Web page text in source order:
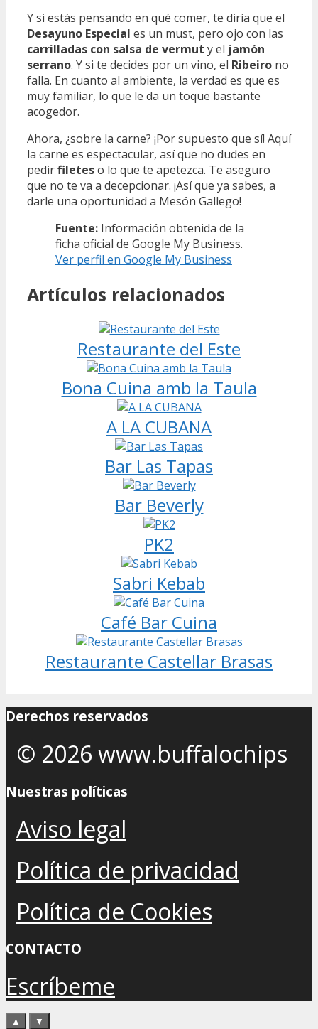
Y si estás pensando en qué comer, te diría que el
Desayuno Especial es un must, pero ojo con las
carrilladas con salsa de vermut y el jamón
serrano. Y si te decides por un vino, el Ribeiro no
falla. En cuanto al ambiente, la verdad es que es
muy familiar, lo que le da un toque bastante
acogedor.
Ahora, ¿sobre la carne? ¡Por supuesto que sí! Aquí
la carne es espectacular, así que no dudes en
pedirfileteso lo que te apetezca. Te aseguro
que no te va a decepcionar. ¡Así que ya sabes, a
darle una oportunidad a Mesón Gallego!
Fuente: Información obtenida de la
ficha oficial de Google My Business.
Ver perfil en Google My Business
Artículos relacionados
Restaurante del Este
Bona Cuina amb la Taula
A LA CUBANA
Bar Las Tapas
Bar Beverly
PK2
Sabri Kebab
Café Bar Cuina
Restaurante Castellar Brasas
Derechos reservados
© 2026 www.buffalochips
Nuestras políticas
Aviso legal
Política de privacidad
Política de Cookies
CONTACTO
Escríbeme
▲ ▼